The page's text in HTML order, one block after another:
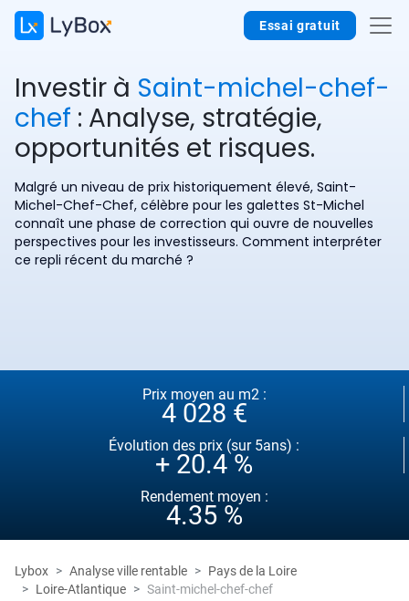
Essai gratuit
Investir à Saint-michel-chef-
chef : Analyse, stratégie,
opportunités et risques.
Malgré un niveau de prix historiquement élevé, Saint-
Michel-Chef-Chef, célèbre pour les galettes St-Michel
connaît une phase de correction qui ouvre de nouvelles
perspectives pour les investisseurs. Comment interpréter
ce repli récent du marché ?
Prix moyen au m2 :
4 028 €
Évolution des prix (sur 5ans) :
+ 20.4 %
Rendement moyen :
4.35 %
Lybox Analyse ville rentable
Pays de la Loire
Loire-Atlantique
Saint-michel-chef-chef